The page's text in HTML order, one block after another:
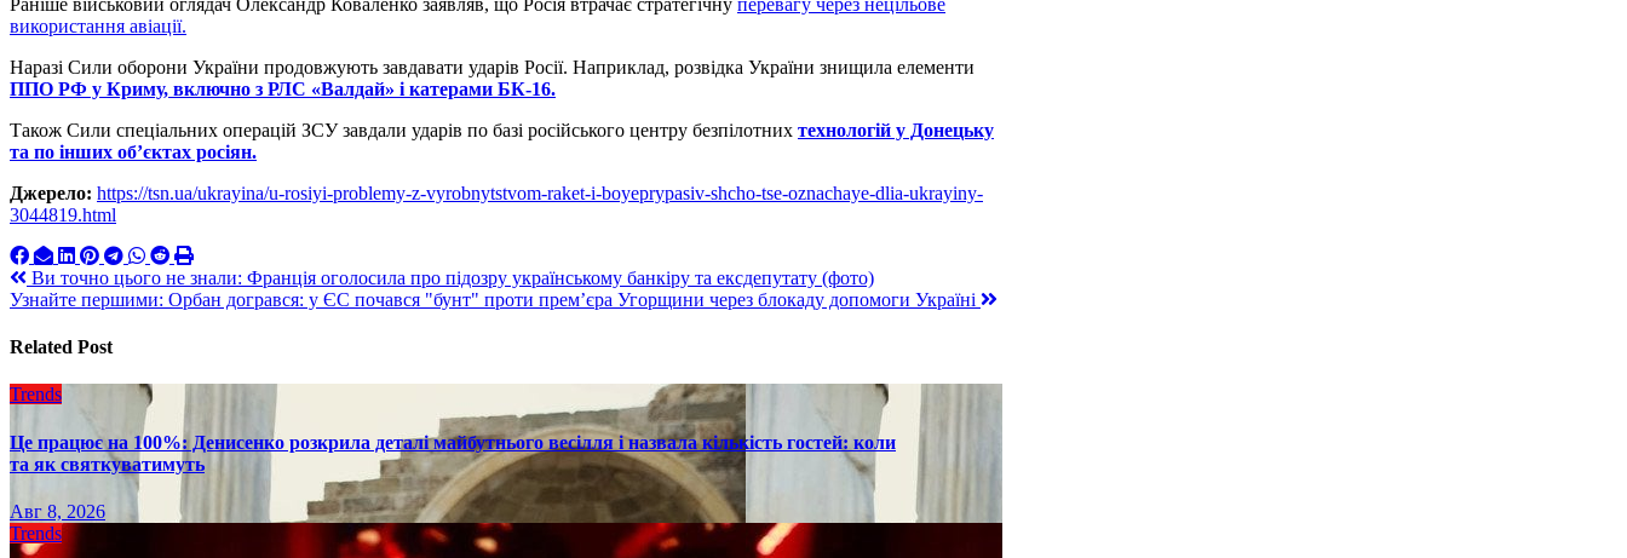
використання авіації.
Наразі Сили оборони України продовжують завдавати ударів Росії. Наприклад, розвідка України знищила елементи
ППО РФ у Криму, включно з РЛС «Валдай» і катерами БК-16.
Також Сили спеціальних операцій ЗСУ завдали ударів по базі російського центру безпілотних технологій у Донецьку
та по інших об’єктах росіян.
Джерело: https://tsn.ua/ukrayina/u-rosiyi-problemy-z-vyrobnytstvom-raket-i-boyeprypasiv-shcho-tse-oznachaye-dlia-ukrayiny-
3044819.html
Навигация
по
записям
Ви точно цього не знали: Франція оголосила про підозру українському банкіру та ексдепутату (фото)
Узнайте першими: Орбан догрався: у ЄС почався "бунт" проти премʼєра Угорщини через блокаду допомоги Україні
Related Post
Trends
Це працює на 100%: Денисенко розкрила деталі майбутнього весілля і назвала кількість гостей: коли
та як святкуватимуть
Авг 8, 2026
Trends